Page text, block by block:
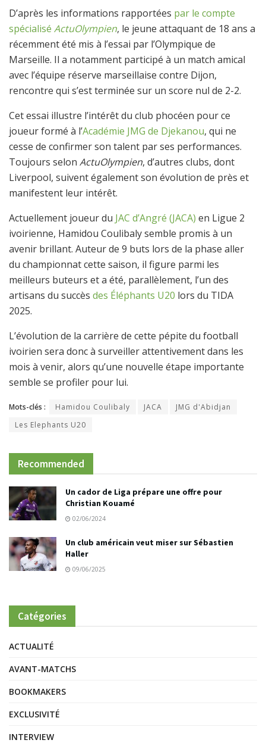
D’après les informations rapportées par le compte
spécialisé ActuOlympien, le jeune attaquant de 18 ans a
récemment été mis à l’essai par l’Olympique de
Marseille. Il a notamment participé à un match amical
avec l’équipe réserve marseillaise contre Dijon,
rencontre qui s’est terminée sur un score nul de 2-2.
Cet essai illustre l’intérêt du club phocéen pour ce
joueur formé à l’Académie JMG de Djekanou, qui ne
cesse de confirmer son talent par ses performances.
Toujours selon ActuOlympien, d’autres clubs, dont
Liverpool, suivent également son évolution de près et
manifestent leur intérêt.
Actuellement joueur du JAC d’Angré (JACA) en Ligue 2
ivoirienne, Hamidou Coulibaly semble promis à un
avenir brillant. Auteur de 9 buts lors de la phase aller
du championnat cette saison, il figure parmi les
meilleurs buteurs et a été, parallèlement, l’un des
artisans du succès des Éléphants U20 lors du TIDA
2025.
L’évolution de la carrière de cette pépite du football
ivoirien sera donc à surveiller attentivement dans les
mois à venir, alors qu’une nouvelle étape importante
semble se profiler pour lui.
Mots-clés : Hamidou Coulibaly JACA
JMG d'Abidjan
Les Elephants U20
Recommended
Un cador de Liga prépare une offre pour
Christian Kouamé
02/06/2024
Un club américain veut miser sur Sébastien
Haller
09/06/2025
Catégories
ACTUALITÉ
AVANT-MATCHS
BOOKMAKERS
EXCLUSIVITÉ
INTERVIEW